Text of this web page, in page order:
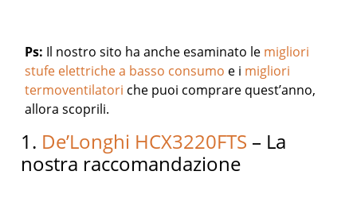
Ps: Il nostro sito ha anche esaminato le migliori
stufe elettriche a basso consumo e i migliori
termoventilatori che puoi comprare quest’anno,
allora scoprili.
1. De’Longhi HCX3220FTS – La
nostra raccomandazione